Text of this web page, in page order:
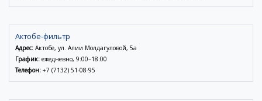
Актобе-фильтр
Адрес: Актобе, ул. Алии Молдагуловой, 5а
График: ежедневно, 9:00–18:00
Телефон: +7 (7132) 51-08-95